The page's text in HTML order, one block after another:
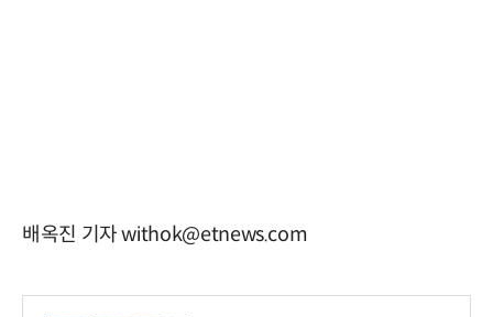
배옥진 기자 withok@etnews.com